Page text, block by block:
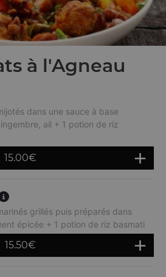
à l'Agneau
dans une sauce à base
ail + 1 potion de riz
15.00€
grillés puis préparés dans
épicée + 1 potion de riz basmati
15.50€